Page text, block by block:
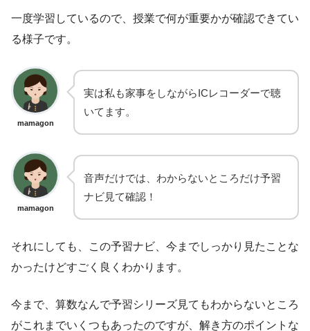
一度学習しているので、授業で何が重要かが確認できてい
る様子です。
mamagon
実は私も家事をしながらICレコーダーで聴
いてます。
mamagon
音声だけでは、わからないところだけ予習
ナビ見て確認！
それにしても、この予習ナビ、今までしっかり見たことな
かったけどすごく良くわかります。
今まで、算数なんで予習シリーズ見てもわからないところ
がこれまでいくつもあったのですが、解き方のポイントな